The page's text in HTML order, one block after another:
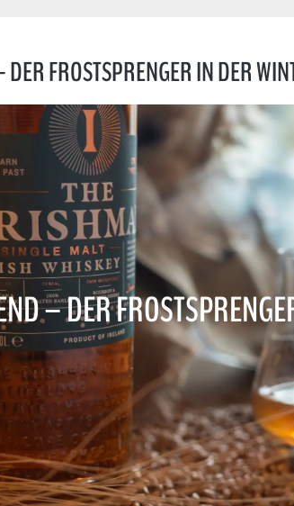
FROSTSPRENGER IN DER
– DER